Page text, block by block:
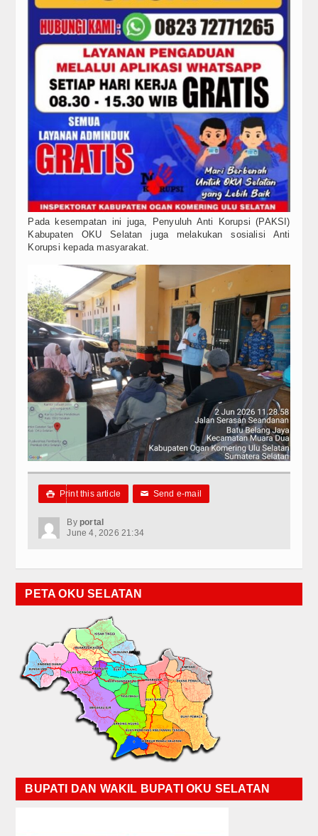
Pada kesempatan ini juga, Penyuluh Anti Korupsi (PAKSI)
Kabupaten OKU Selatan juga melakukan sosialisi Anti
Korupsi kepada masyarakat.
 Print this article ✉ Send e-mail
By portal
June 4, 2026 21:34
PETA OKU SELATAN
BUPATI DAN WAKIL BUPATI OKU SELATAN